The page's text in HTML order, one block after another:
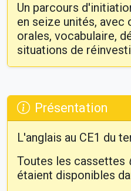
Un parcours
en seize unités,
orales, vocabulaire,
situations de
Présentation
L'anglais au CE1 du
Toutes les cassettes
étaient disponibles